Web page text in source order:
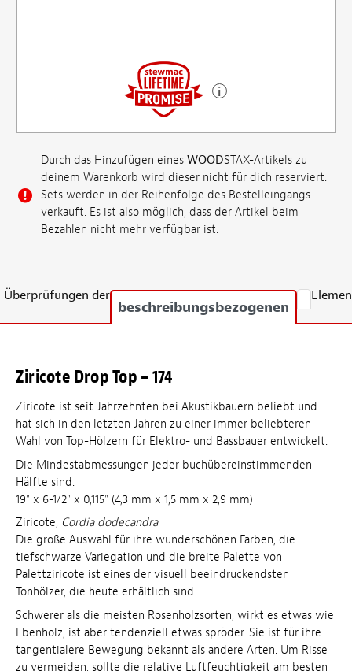
Durch das Hinzufügen eines WOODSTAX-Artikels zu
deinem Warenkorb wird dieser nicht für dich reserviert.
Sets werden in der Reihenfolge des Bestelleingangs
verkauft. Es ist also möglich, dass der Artikel beim
Bezahlen nicht mehr verfügbar ist.
Überprüfungen der
beschreibungsbezogenen
Ziricote Drop Top – 174
Ziricote ist seit Jahrzehnten bei Akustikbauern beliebt und
hat sich in den letzten Jahren zu einer immer beliebteren
Wahl von Top-Hölzern für Elektro- und Bassbauer entwickelt.
Die Mindestabmessungen jeder buchübereinstimmenden
Hälfte sind:
19" x 6-1/2" x 0,115" (4,3 mm x 1,5 mm x 2,9 mm)
Ziricote, Cordia dodecandra
Die große Auswahl für ihre wunderschönen Farben, die
tiefschwarze Variegation und die breite Palette von
Palettziricote ist eines der visuell beeindruckendsten
Tonhölzer, die heute erhältlich sind.
Schwerer als die meisten Rosenholzsorten, wirkt es etwas wie
Ebenholz, ist aber tendenziell etwas spröder. Sie ist für ihre
tangentialere Bewegung bekannt als andere Arten. Um Risse
zu vermeiden, sollte die relative Luftfeuchtigkeit am besten